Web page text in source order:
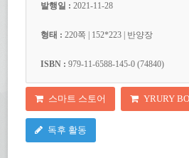
발행일 :2021-11-28
형태 :220쪽 | 152*223 | 반양장
ISBN :979-11-6588-145-0 (74840)
스마트 스토어 YRURY
독후 활동